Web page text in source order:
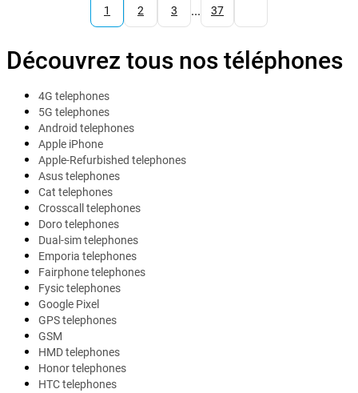
1 2 3 ... 37
Découvrez tous nos téléphones
4G telephones
5G telephones
Android telephones
Apple iPhone
Apple-Refurbished telephones
Asus telephones
Cat telephones
Crosscall telephones
Doro telephones
Dual-sim telephones
Emporia telephones
Fairphone telephones
Fysic telephones
Google Pixel
GPS telephones
GSM
HMD telephones
Honor telephones
HTC telephones